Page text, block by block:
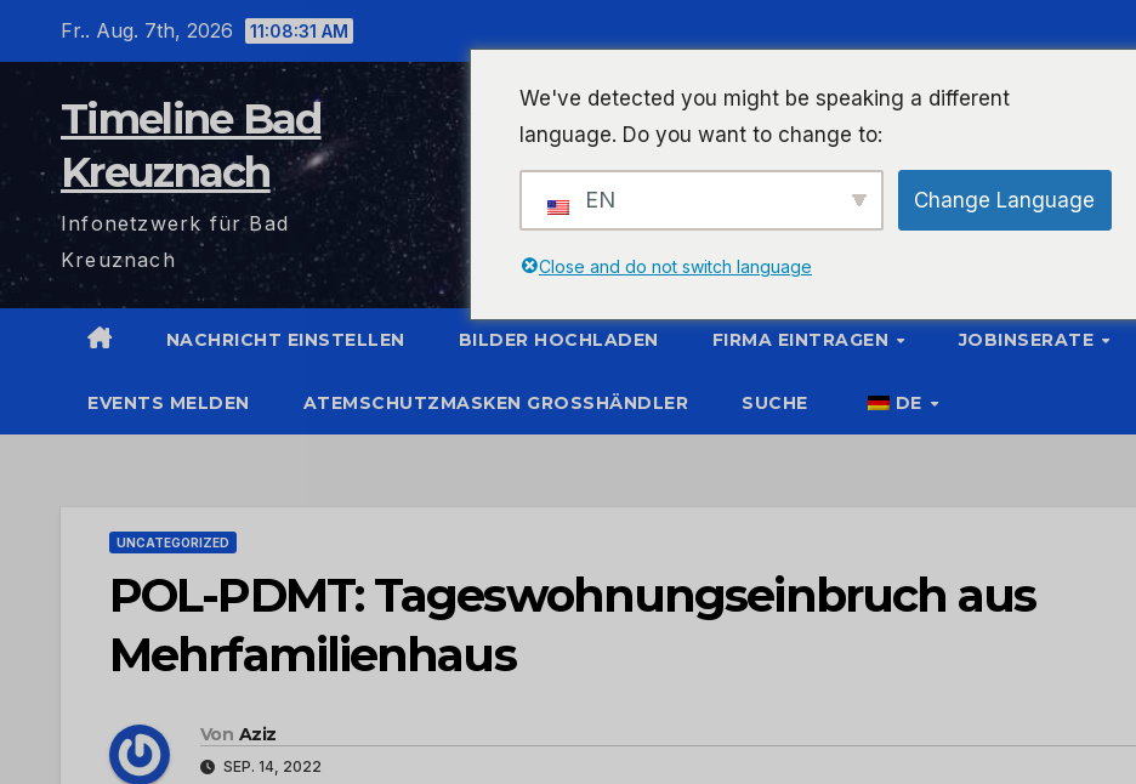
Fr.. Aug. 7th, 2026 11:08:31 AM
Timeline Bad
Kreuznach
Infonetzwerk für Bad
Kreuznach
NACHRICHT EINSTELLEN BILDER HOCHLADEN FIRMA EINTRAGEN JOBINSERATE
EVENTS MELDEN ATEMSCHUTZMASKEN GROSSHÄNDLER SUCHE DE
UNCATEGORIZED
POL-PDMT: Tageswohnungseinbruch aus
Mehrfamilienhaus
Von Aziz
SEP. 14, 2022
We've detected you might be speaking a different
language. Do you want to change to:
EN Change Language
Close and do not switch language